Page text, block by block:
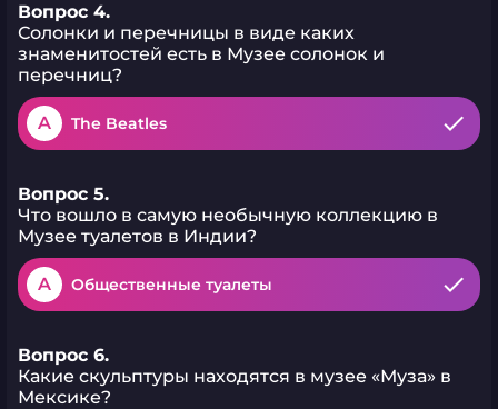
Вопрос 4.
Солонки и перечницы в виде каких
знаменитостей есть в Музее солонок и
перечниц?
A The Beatles
Вопрос 5.
Что вошло в самую необычную коллекцию в
Музее туалетов в Индии?
A Общественные туалеты
Вопрос 6.
Какие скульптуры находятся в музее «Муза» в
Мексике?